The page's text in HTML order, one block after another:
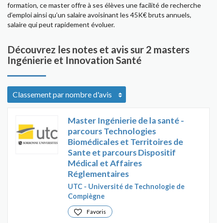
formation, ce master offre à ses élèves une facilité de recherche
d’emploi ainsi qu’un salaire avoisinant les 45K€ bruts annuels,
salaire qui peut rapidement évoluer.
Découvrez les notes et avis sur 2 masters
Ingénierie et Innovation Santé
Master Ingénierie de la santé -
parcours Technologies
Biomédicales et Territoires de
Sante et parcours Dispositif
Médical et Affaires
Réglementaires
UTC - Université de Technologie de
Compiègne
Favoris